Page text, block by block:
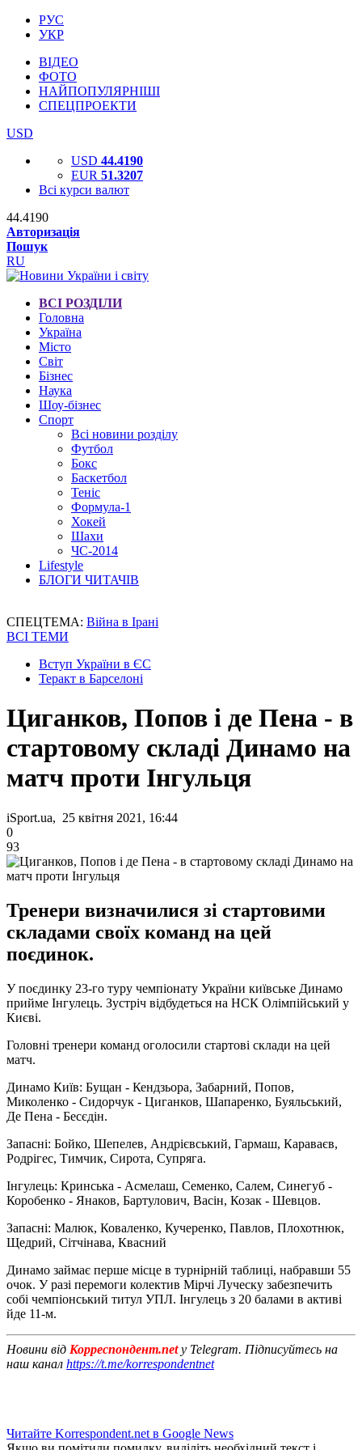
РУС
УКР
ВІДЕО
ФОТО
НАЙПОПУЛЯРНІШІ
СПЕЦПРОЕКТИ
USD
USD 44.4190
EUR 51.3207
Всі курси валют
44.4190
Авторизація
Пошук
RU
ВСІ РОЗДІЛИ
Головна
Україна
Місто
Світ
Бізнес
Наука
Шоу-бізнес
Спорт
Всі новини розділу
Футбол
Бокс
Баскетбол
Теніс
Формула-1
Хокей
Шахи
ЧС-2014
Lifestyle
БЛОГИ ЧИТАЧІВ
СПЕЦТЕМА: Війна в Ірані
ВСІ ТЕМИ
Вступ України в ЄС
Теракт в Барселоні
Циганков, Попов і де Пена - в
стартовому складі Динамо на
матч проти Інгульця
iSport.ua, 25 квітня 2021, 16:44
0
93
Тренери визначилися зі стартовими
складами своїх команд на цей
поєдинок.
У поєдинку 23-го туру чемпіонату України київське Динамо
прийме Інгулець. Зустріч відбудеться на НСК Олімпійський у
Києві.
Головні тренери команд оголосили стартові склади на цей
матч.
Динамо Київ: Бущан - Кендзьора, Забарний, Попов,
Миколенко - Сидорчук - Циганков, Шапаренко, Буяльський,
Де Пена - Бесєдін.
Запасні: Бойко, Шепелев, Андрієвський, Гармаш, Караваєв,
Родрігес, Тимчик, Сирота, Супряга.
Інгулець: Кринська - Асмелаш, Семенко, Салем, Синегуб -
Коробенко - Янаков, Бартулович, Васін, Козак - Шевцов.
Запасні: Малюк, Коваленко, Кучеренко, Павлов, Плохотнюк,
Щедрий, Сітчінава, Квасний
Динамо займає перше місце в турнірній таблиці, набравши 55
очок. У разі перемоги колектив Мірчі Луческу забезпечить
собі чемпіонський титул УПЛ. Інгулець з 20 балами в активі
йде 11-м.
Новини від Корреспондент.netу Telegram. Підписуйтесь на
наш канал https://t.me/korrespondentnet
Читайте Korrespondent.net в Google News